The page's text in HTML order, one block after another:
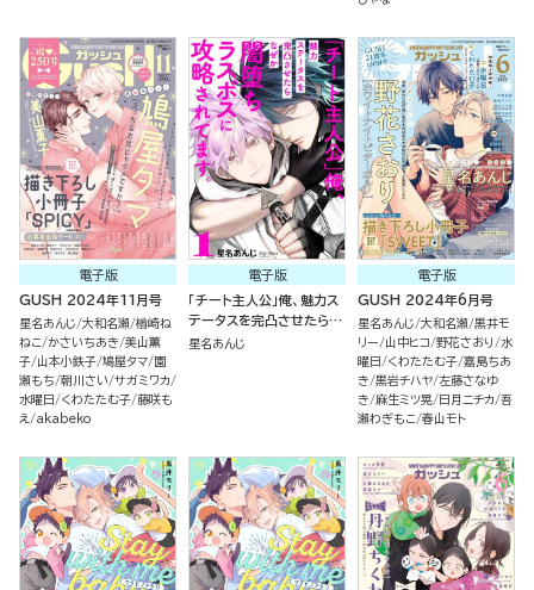
電子版
GUSH 2024年11月号
星名あんじ 大和名瀬 楢崎ね
ねこ
かさいちあき 美山薫
子 山本小鉄子 鳩屋タマ 園
瀬もち 朝川さい サガミワカ
水曜日
くわたたむ子 藤咲も
え
akabeko
電子版
「チート主人公」俺、魅力ス
テータスを完凸させたらな
ぜか闇堕ちラスボスに攻略
星名あんじ
電子版
GUSH 2024年6月号
星名あんじ 大和名瀬 黒井モ
リー
山中ヒコ 野花さおり
水
曜日
くわたたむ子 嘉島ちあ
き 黒岩チハヤ 左藤さなゆ
き 麻生ミツ晃 日月ニチカ 吾
瀬わぎもこ 春山モト